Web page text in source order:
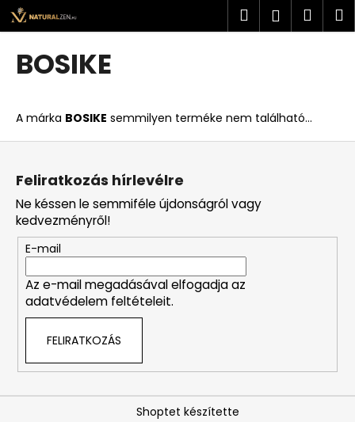
Ugrás
fő
tartalomhoz
Keresés
BOSIKE
A márka BOSIKE semmilyen terméke nem található...
K
o
i
t
k
e
r
e
s
?
A
L
Feliratkozás hírlevélre
Ne késsen le semmiféle újdonságról vagy
kedvezményről!
E-mail
Az e-mail megadásával elfogadja az
adatvédelem feltételeit.
FELIRATKOZÁS
Shoptet készítette